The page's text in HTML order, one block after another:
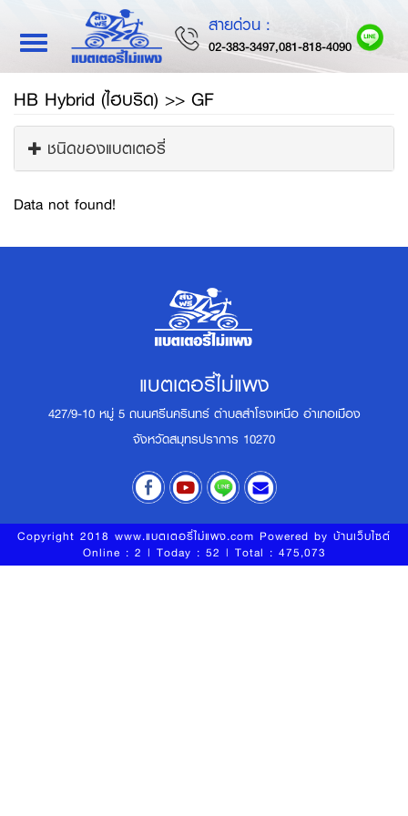
Toggle
navigation
สายด่วน :
02-383-3497,081-818-4090
HB Hybrid (ไฮบริด) >> GF
ชนิดของแบตเตอรี่
Data not found!
แบตเตอรี่ไม่แพง
427/9-10 หมู่ 5 ถนนศรีนครินทร์ ตำบลสำโรงเหนือ อำเภอเมือง
จังหวัดสมุทรปราการ 10270
Copyright 2018 www.แบตเตอรี่ไม่แพง.com Powered by บ้านเว็บไซต์
Online : 2 | Today : 52 | Total : 475,073